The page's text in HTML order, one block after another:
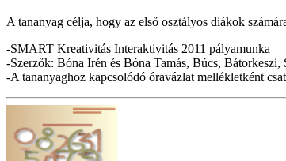
A tananyag célja, hogy az első osztályos diákok
-SMART Kreativitás Interaktivitás 2011 pályamunka
-Szerzők: Bóna Irén és Bóna Tamás, Búcs, Bátorkeszi,
-A tananyaghoz kapcsolódó óravázlat mellékletként